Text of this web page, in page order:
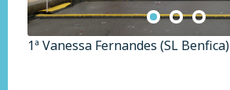
1ª Vanessa Fernandes (SL Benfica)